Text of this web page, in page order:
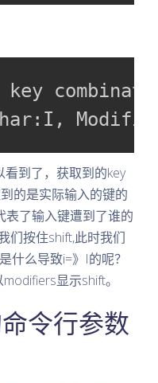
key
到了，获取到的key
的是实际输入的键的
了输入键遭到了谁的
们按住shift,此时我们
什么导致i=》I的呢？
显示shift。
令行参数